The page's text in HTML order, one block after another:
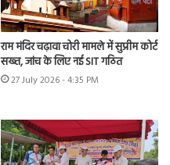
राम मंदिर चढ़ावा चोरी मामले में सुप्रीम कोर्ट
सख्त, जांच के लिए नई SIT गठित
27 July 2026 - 4:35 PM